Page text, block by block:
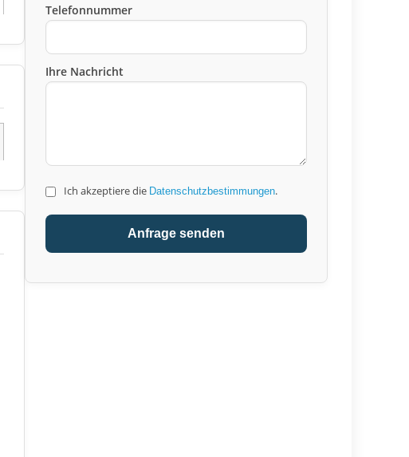
Telefonnummer
Ihre Nachricht
Ich akzeptiere die Datenschutzbestimmungen.
Anfrage senden